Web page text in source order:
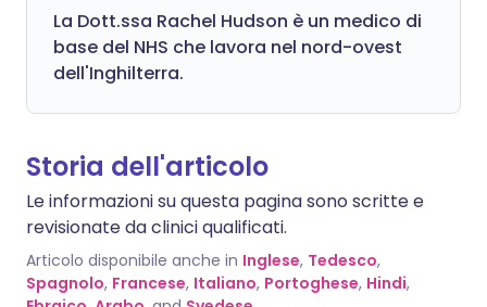
La Dott.ssa Rachel Hudson è un medico di
base del NHS che lavora nel nord-ovest
dell'Inghilterra.
Storia dell'articolo
Le informazioni su questa pagina sono scritte e
revisionate da clinici qualificati.
Articolo disponibile anche in Inglese, Tedesco,
Spagnolo, Francese, Italiano, Portoghese, Hindi,